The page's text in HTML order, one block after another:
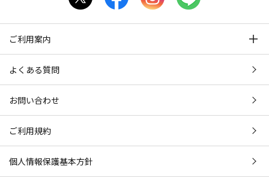
ご利用案内
よくある質問
お問い合わせ
ご利用規約
個人情報保護基本方針